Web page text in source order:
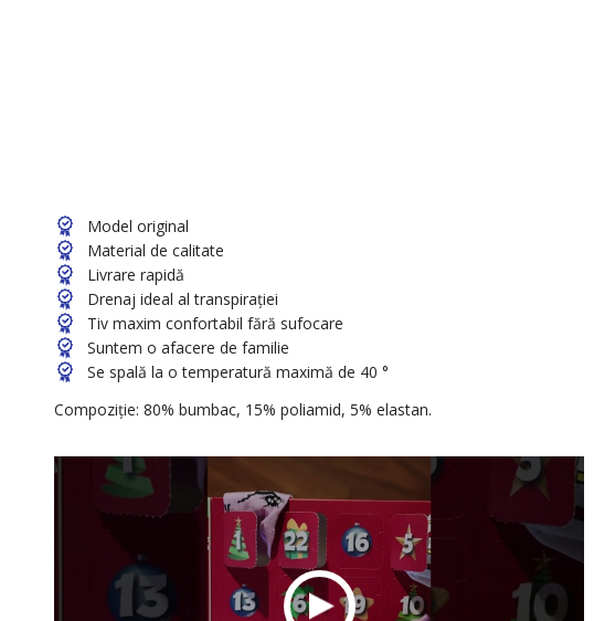
Model original
Material de calitate
Livrare rapidă
Drenaj ideal al transpirației
Tiv maxim confortabil fără sufocare
Suntem o afacere de familie
Se spală la o temperatură maximă de 40 °
Compoziție: 80% bumbac, 15% poliamid, 5% elastan.